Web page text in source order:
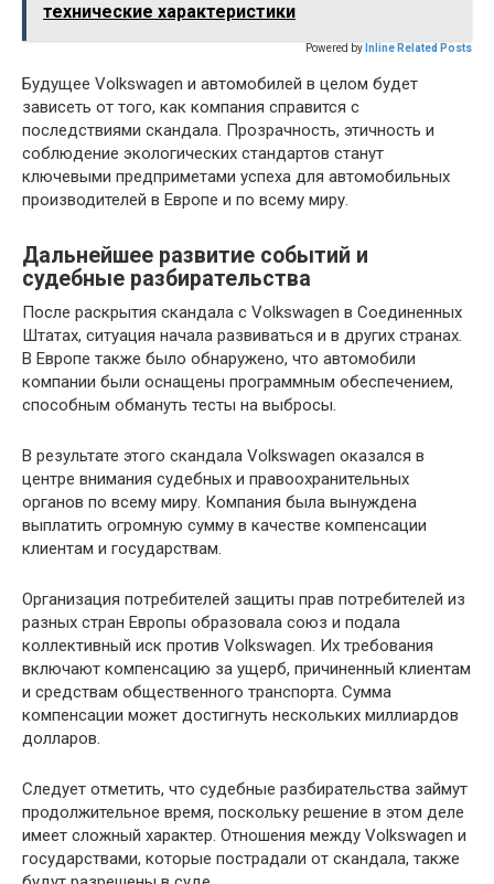
технические характеристики
Powered by Inline Related Posts
Будущее Volkswagen и автомобилей в целом будет
зависеть от того, как компания справится с
последствиями скандала. Прозрачность, этичность и
соблюдение экологических стандартов станут
ключевыми предприметами успеха для автомобильных
производителей в Европе и по всему миру.
Дальнейшее развитие событий и
судебные разбирательства
После раскрытия скандала с Volkswagen в Соединенных
Штатах, ситуация начала развиваться и в других странах.
В Европе также было обнаружено, что автомобили
компании были оснащены программным обеспечением,
способным обмануть тесты на выбросы.
В результате этого скандала Volkswagen оказался в
центре внимания судебных и правоохранительных
органов по всему миру. Компания была вынуждена
выплатить огромную сумму в качестве компенсации
клиентам и государствам.
Организация потребителей защиты прав потребителей из
разных стран Европы образовала союз и подала
коллективный иск против Volkswagen. Их требования
включают компенсацию за ущерб, причиненный клиентам
и средствам общественного транспорта. Сумма
компенсации может достигнуть нескольких миллиардов
долларов.
Следует отметить, что судебные разбирательства займут
продолжительное время, поскольку решение в этом деле
имеет сложный характер. Отношения между Volkswagen и
государствами, которые пострадали от скандала, также